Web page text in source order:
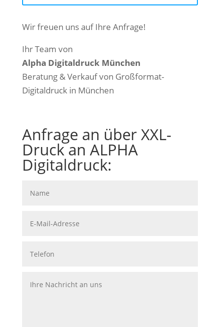
Wir freuen uns auf Ihre Anfrage!
Ihr Team von
Alpha Digitaldruck München
Beratung & Verkauf von Großformat-
Digitaldruck in München
Anfrage an über XXL-
Druck an ALPHA
Digitaldruck: